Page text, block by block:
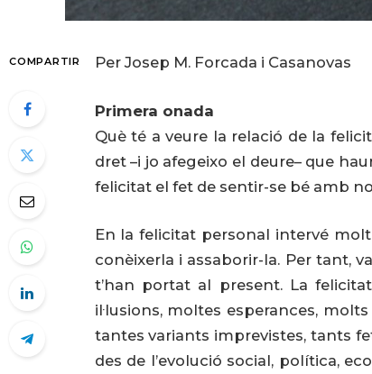
COMPARTIR Per Josep M. Forcada i Casanovas
Primera onada
Què té a veure la relació de la
dret –i jo afegeixo el deure– que
felicitat el fet de sentir-se bé amb
En la felicitat personal intervé
conèixerla i assaborir-la. Per tant,
t’han portat al present. La
il·lusions, moltes esperances,
tantes variants imprevistes, tants
des de l’evolució social, política,